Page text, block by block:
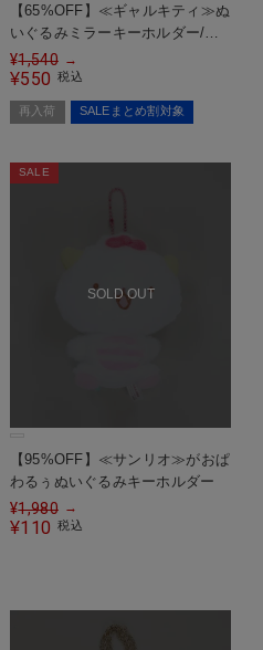
【65%OFF】≪ギャルキティ≫ぬ
いぐるみミラーキーホルダー/日
焼けキティ
¥1,540 →
¥550 税込
再入荷 SALEまとめ割対象
SOLD OUT
SALE
【95%OFF】≪サンリオ≫がおぱ
わるぅぬいぐるみキーホルダー
¥1,980 →
¥110 税込